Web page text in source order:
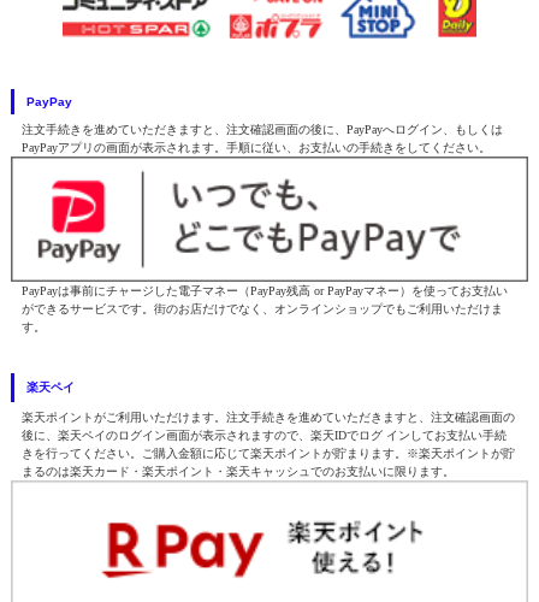
PayPay
注文手続きを進めていただきますと、注文確認画面の後に、PayPayへログイン、もしくは
PayPayアプリの画面が表示されます。手順に従い、お支払いの手続きをしてください。
PayPayは事前にチャージした電子マネー（PayPay残高 or PayPayマネー）を使ってお支払い
ができるサービスです。街のお店だけでなく、オンラインショップでもご利用いただけま
す。
楽天ペイ
楽天ポイントがご利用いただけます。注文手続きを進めていただきますと、注文確認画面の
後に、楽天ペイのログイン画面が表示されますので、楽天IDでログ インしてお支払い手続
きを行ってください。ご購入金額に応じて楽天ポイントが貯まります。※楽天ポイントが貯
まるのは楽天カード・楽天ポイント・楽天キャッシュでのお支払いに限ります。